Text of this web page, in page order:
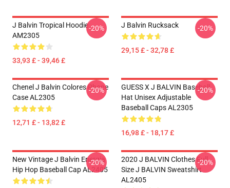
J Balvin Tropical Hoodie
AM2305
33,93 £ - 39,46 £
-20% J Balvin Rucksack
29,15 £ - 32,78 £
-20%
Chenel J Balvin Colores Phone
Case AL2305
12,71 £ - 13,82 £
-20%
GUESS X J BALVIN Baseball
Hat Unisex Adjustable
Baseball Caps AL2305
16,98 £ - 18,17 £
-20%
New Vintage J Balvin Energia
Hip Hop Baseball Cap AL2405
-20%
2020 J BALVIN Clothes Full
Size J BALVIN Sweatshirt
AL2405
-20%